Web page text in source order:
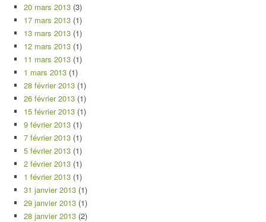
20 mars 2013 (3)
17 mars 2013 (1)
13 mars 2013 (1)
12 mars 2013 (1)
11 mars 2013 (1)
1 mars 2013 (1)
28 février 2013 (1)
26 février 2013 (1)
15 février 2013 (1)
9 février 2013 (1)
7 février 2013 (1)
5 février 2013 (1)
2 février 2013 (1)
1 février 2013 (1)
31 janvier 2013 (1)
29 janvier 2013 (1)
28 janvier 2013 (2)